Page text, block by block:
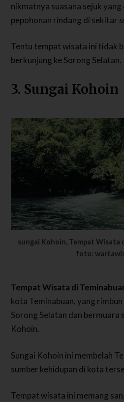
nikmatnya suasana sejuk
pepohonan rindang di sekitar
Tentu tempat wisata ini tidak
berkunjung ke Sorong Selatan.
3. Sungai Kohoin
sungai Kohoin, Tempat Wisata
foto:
Tempat Wisata di
kota Teminabuan, yang
Sorong Selatan dan bermuara
Kohoin.
Sungai Kohoin ini membelah
sumber kehidupan di kota
Tempat wisata ini memang